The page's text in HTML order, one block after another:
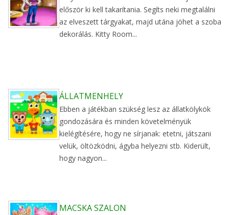
először ki kell takarítania. Segíts neki megtalálni
az elveszett tárgyakat, majd utána jöhet a szoba
dekorálás. Kitty Room...
ÁLLATMENHELY
Ebben a játékban szükség lesz az állatkölykök
gondozására és minden követelményük
kielégítésére, hogy ne sírjanak: etetni, játszani
velük, öltözködni, ágyba helyezni stb. Kiderült,
hogy nagyon...
MACSKA SZALON